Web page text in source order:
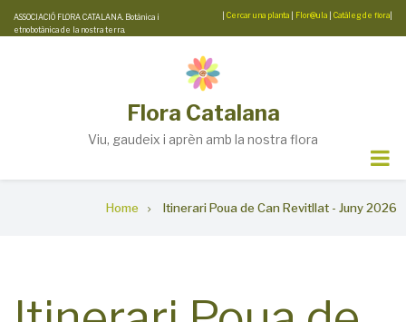
Skip
to
ASSOCIACIÓ FLORA CATALANA. Botànica i
etnobotànica de la nostra terra.
Cercar una planta Flor@ula Catàleg de flora
Flora Catalana
Viu, gaudeix i aprèn amb la nostra flora
Home Itinerari Poua de Can Revitllat - Juny 2026